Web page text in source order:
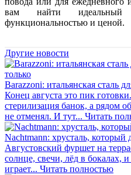
вам найти
функциональностью и ценой.
Другие новости
Barazzoni: итальянская сталь
Конец августа это пик
стерилизация банок, а рядом
не отменял. И тут... Читать
Nachtmann: хрусталь, который
Августовский фуршет на
солнце, свечи, лёд в бокалах,
играет... Читать полностью